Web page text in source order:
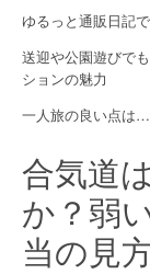
t
i
o
ゆるっと通販日記
送迎や公園遊びで
ションの魅力
一人旅の良い点は…
合気道
か？弱
当の見